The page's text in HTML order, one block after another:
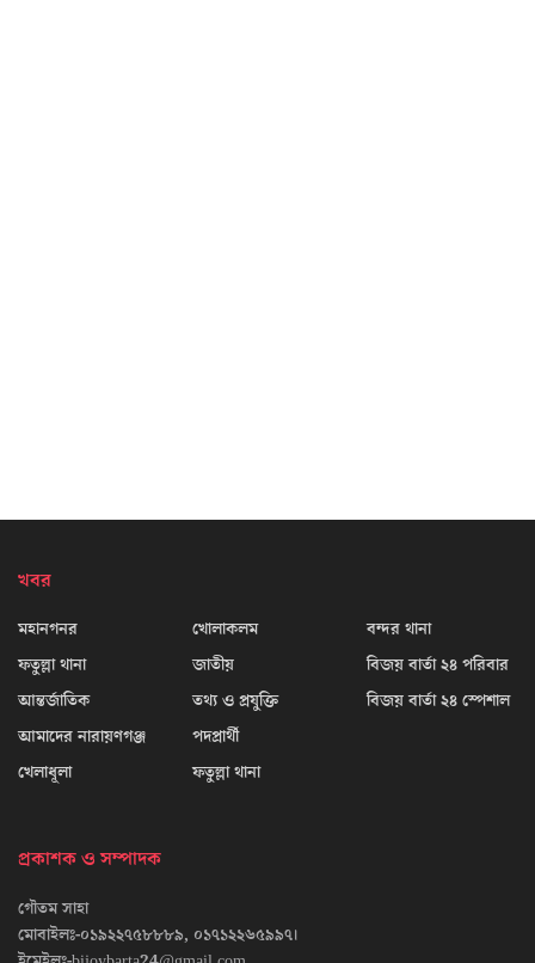
খবর
মহানগনর
ফতুল্লা থানা
আন্তর্জাতিক
আমাদের নারায়ণগঞ্জ
খেলাধূলা
খোলাকলম
জাতীয়
তথ্য ও প্রযুক্তি
পদপ্রার্থী
ফতুল্লা থানা
বন্দর থানা
বিজয় বার্তা ২৪ পরিবার
বিজয় বার্তা ২৪ স্পেশাল
প্রকাশক ও সম্পাদক
গৌতম সাহা
মোবাইলঃ-০১৯২২৭৫৮৮৮৯, ০১৭১২২৬৫৯৯৭।